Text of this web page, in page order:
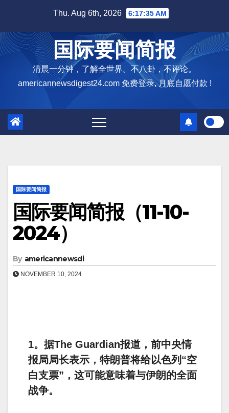
content
Thu. Aug 6th, 2026 6:17:36 AM
国际要闻简报
清晨一分钟，了解全世界。不八卦，不评论。
americannewsdigest24.com 免费登录, 月底自愿付款 !
国际要闻简报
国际要闻简报（11-10-
2024）
By americannewsdi
NOVEMBER 10, 2024
1。据The Guardian报道，前中央情
报局局长表示，特朗普将给以色列“空
白支票”，这可能意味着与伊朗的全面
战争。